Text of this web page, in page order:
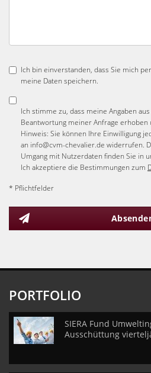
Ich bin einverstanden, dass Sie mich
meine Daten speichern.
Ich stimme zu, dass meine Angaben
Beantwortung meiner Anfrage
Hinweis: Sie können Ihre Einwilligung
an info@cvm-chevalier.de widerrufen.
Umgang mit Nutzerdaten finden Sie in
Ich akzeptiere die Bestimmungen zum
* Pflichtfelder
PORTFOLIO
SIERA Fund
Ausschüttung